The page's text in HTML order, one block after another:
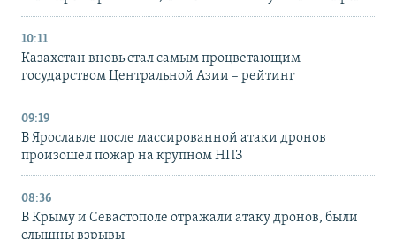
10:11
Казахстан вновь стал самым процветающим
государством Центральной Азии – рейтинг
09:19
В Ярославле после массированной атаки дронов
произошел пожар на крупном НПЗ
08:36
В Крыму и Севастополе отражали атаку дронов, были
слышны взрывы